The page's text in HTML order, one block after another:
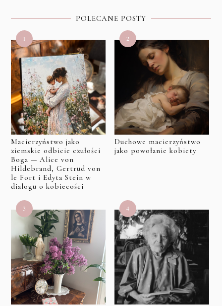
POLECANE POSTY
Macierzyństwo jako
ziemskie odbicie czułości
Boga — Alice von
Hildebrand, Gertrud von
le Fort i Edyta Stein w
dialogu o kobiecości
Duchowe macierzyństwo
jako powołanie kobiety